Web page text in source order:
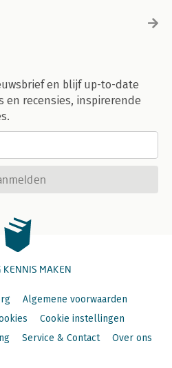
en blijf up-to-date
en recensies, inspirerende
KENNIS MAKEN
Algemene voorwaarden
Cookie instellingen
Service & Contact Over ons